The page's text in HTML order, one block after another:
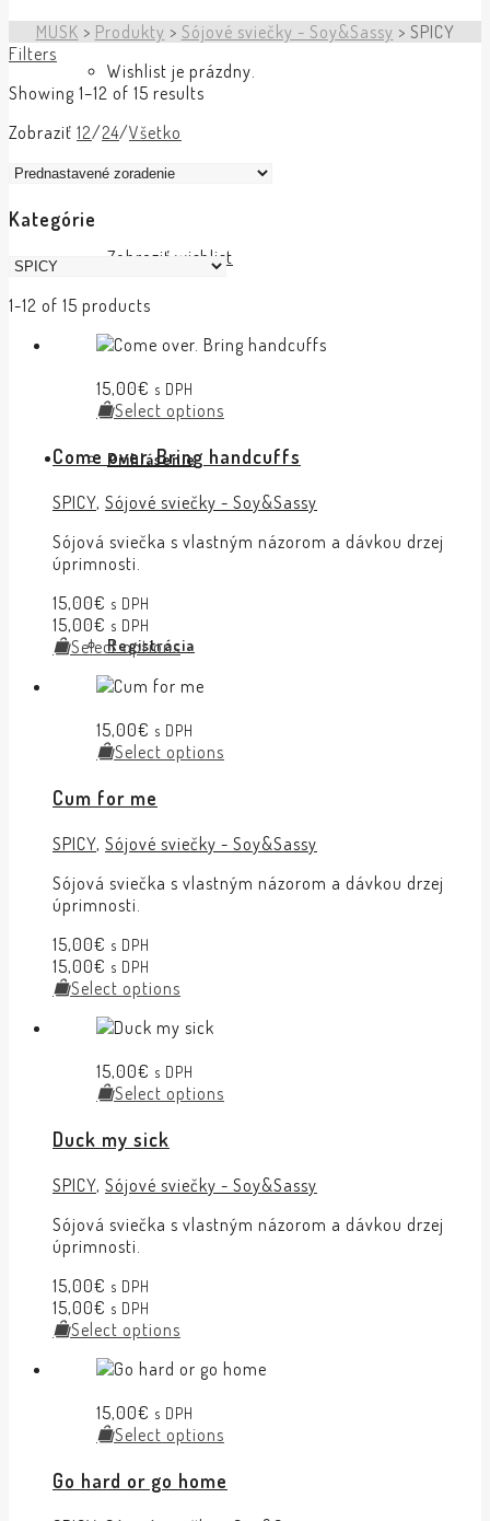
Wishlist je prázdny.
Zobraziť wishlist
Prihlásenie
Registrácia
MUSK > Produkty > Sójové sviečky - Soy&Sassy > SPICY
Filters
Showing 1–12 of 15 results
Zobraziť 12/24/Všetko
Kategórie
1-12 of 15 products
15,00€ s DPH
Select options
Come over. Bring handcuffs
SPICY, Sójové sviečky - Soy&Sassy
Sójová sviečka s vlastným názorom a dávkou drzej
úprimnosti.
15,00€ s DPH
15,00€ s DPH
Select options
15,00€ s DPH
Select options
Cum for me
SPICY, Sójové sviečky - Soy&Sassy
Sójová sviečka s vlastným názorom a dávkou drzej
úprimnosti.
15,00€ s DPH
15,00€ s DPH
Select options
15,00€ s DPH
Select options
Duck my sick
SPICY, Sójové sviečky - Soy&Sassy
Sójová sviečka s vlastným názorom a dávkou drzej
úprimnosti.
15,00€ s DPH
15,00€ s DPH
Select options
15,00€ s DPH
Select options
Go hard or go home